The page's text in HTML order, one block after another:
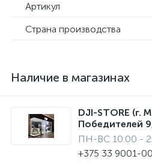
Артикул
Страна производства
Наличие в магазинах
DJI-STORE (г.
Победителей
ПН-ВС 10:00 -
+375 33 9001-